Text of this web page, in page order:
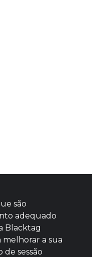
nosso app
são
adequado
Blacktag
melhorar a sua
sessão